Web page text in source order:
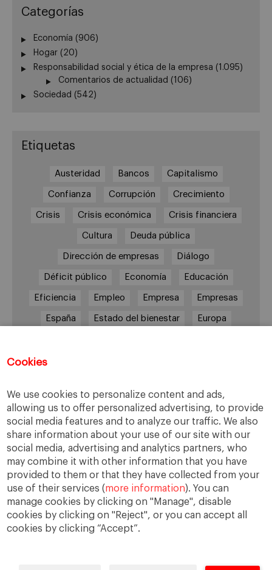
Cookies
We use cookies to personalize content and ads,
allowing us to offer personalized advertising, to provide
social media features and to analyze our traffic. We also
share information about your use of our site with our
social media, advertising and analytics partners, who
may combine it with other information that you have
provided to them or that they have collected from your
use of their services (more information). You can
manage cookies by clicking on "Manage", disable
cookies by clicking on "Reject", or you can accept all
cookies by clicking “Accept”.
Categorías
Economía (906)
Hogar (20)
Responsabilidad social y ética de la empresa (1.095)
Comentarios de actualidad (106)
Sociedad (542)
Etiquetas
Austeridad Bancos Capitalismo
Confianza Corrupción Crecimiento
Crisis Crisis económica Crisis financiera
Cultura Deuda pública
Dirección de empresas Diálogo
Déficit público Economía Educación
Eficiencia Empleo Empresa Empresas
España Estado del bienestar Europa
Responsabilidad social RSC
Sindicatos Sistema financiero Sociedad
Sostenibilidad Trabajo Valores Virtudes
Ética Ética de la empresa